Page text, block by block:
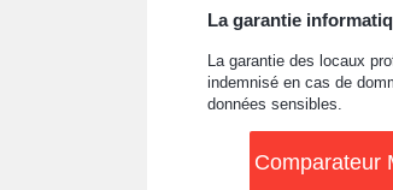
La garantie
La garantie des locaux
indemnisé en cas de
données sensibles.
Comparateur